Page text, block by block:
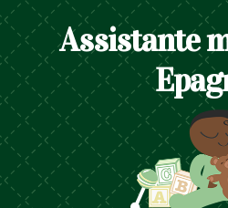
Assistante